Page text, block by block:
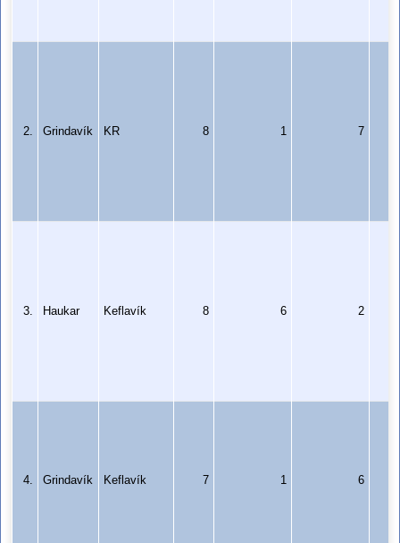
2. Grindavík KR 8 1 7
3. Haukar Keflavík 8 6 2
4. Grindavík Keflavík 7 1 6